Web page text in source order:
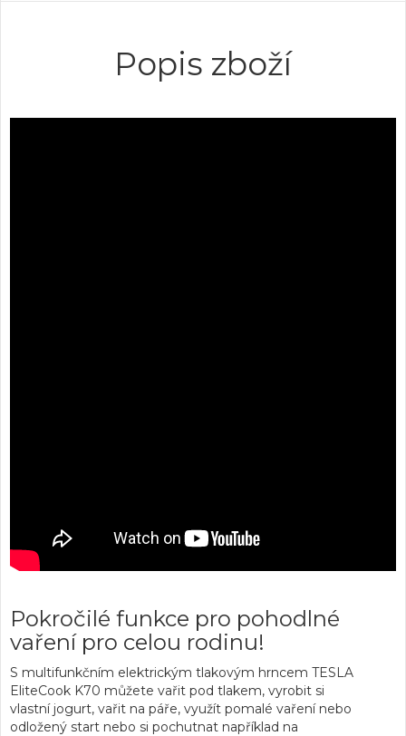
Popis zboží
Pokročilé funkce pro pohodlné
vaření pro celou rodinu!
S multifunkčním elektrickým tlakovým hrncem TESLA
EliteCook K70 můžete vařit pod tlakem, vyrobit si
vlastní jogurt, vařit na páře, využít pomalé vaření nebo
odložený start nebo si pochutnat například na